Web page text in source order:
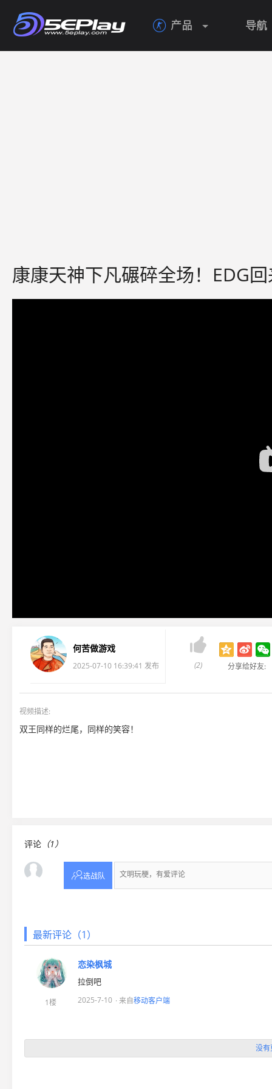
 产品 导航
康康天神下凡碾碎全场！EDG
何苦做游戏
2025-07-10 16:39:41 发布

(2) 分享给好友:
视频描述:
双王同样的烂尾，同样的笑容！
评论 （1）
选战队
最新评论（1）
1楼
恋染枫城
拉倒吧
2025-7-10 · 来自移动客户端
没有